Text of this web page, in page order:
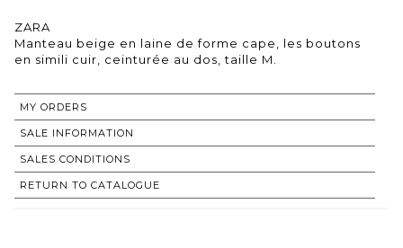
ZARA
Manteau beige en laine de forme cape, les boutons
en simili cuir, ceinturée au dos, taille M.
MY ORDERS
SALE INFORMATION
SALES CONDITIONS
RETURN TO CATALOGUE